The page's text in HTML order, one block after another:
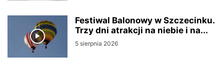
Festiwal Balonowy w Szczecinku.
Trzy dni atrakcji na niebie i na...
5 sierpnia 2026